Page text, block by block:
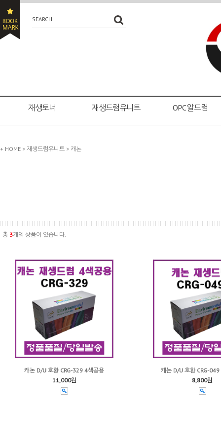
SEARCH
재생토너 재생드럼유니트 OPC 알드럼
+ HOME > 재생드럼유니트 > 캐논
총 3개의 상품이 있습니다.
캐논 D/U 호환 CRG-329 4색공용
11,000원
캐논 D/U 호환 CRG-
8,800원